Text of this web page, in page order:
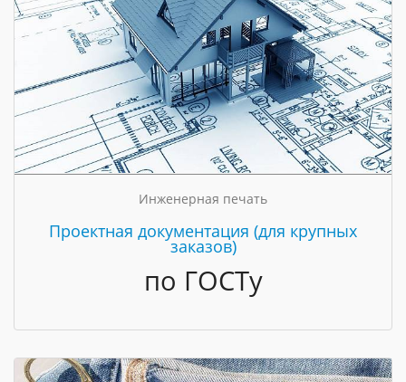
Инженерная печать
Проектная документация (для крупных
заказов)
по ГОСТу